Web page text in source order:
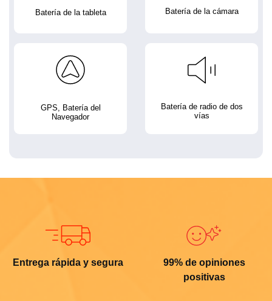
Batería de la tableta Batería de la cámara
GPS, Batería del
Navegador
Batería de radio de dos
vías
Entrega rápida y segura
99% de opiniones
positivas